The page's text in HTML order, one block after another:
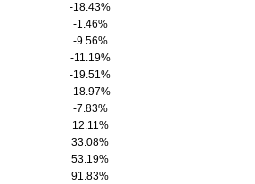
-18.43%
-1.46%
-9.56%
-11.19%
-19.51%
-18.97%
-7.83%
12.11%
33.08%
53.19%
91.83%